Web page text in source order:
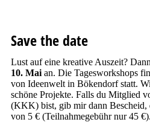
Save the date
Lust auf eine kreative Auszeit?
10. Maian. Die Tagesworkshops
von Ideenwelt in Bökendorf statt.
schöne Projekte. Falls du Mitglied
(KKK) bist, gib mir dann Bescheid,
von 5 € (Teilnahmegebühr nur 45